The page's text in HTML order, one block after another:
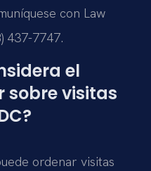
con Law
437-7747.
el
visitas
ordenar visitas